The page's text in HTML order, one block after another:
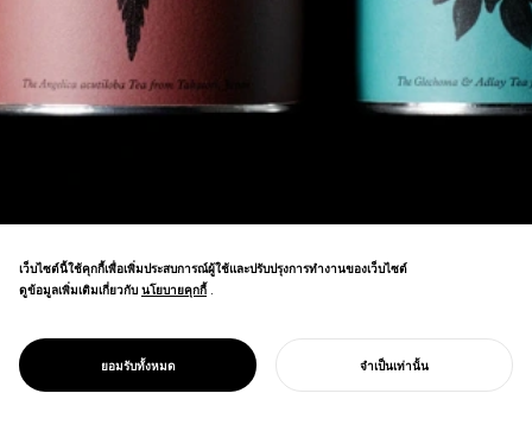
PROJECT
{TABEL}
เปลี่ยนสมุนไพรสมุนไพรจากญี่ปุ่นให้เป็น
แบรนด์ชาที่เป็นหัวใจของวัฒนธรรมสมุนไพร
เว็บไซต์นี้ใช้คุกกี้เพื่อเพิ่มประสบการณ์ผู้ใช้และปรับปรุงการทำงานของเว็บไซต์
ดูข้อมูลเพิ่มเติมเกี่ยวกับ นโยบายคุกกี้
นโยบายคุกกี้ .
ยอมรับทั้งหมด จำเป็นเท่านั้น